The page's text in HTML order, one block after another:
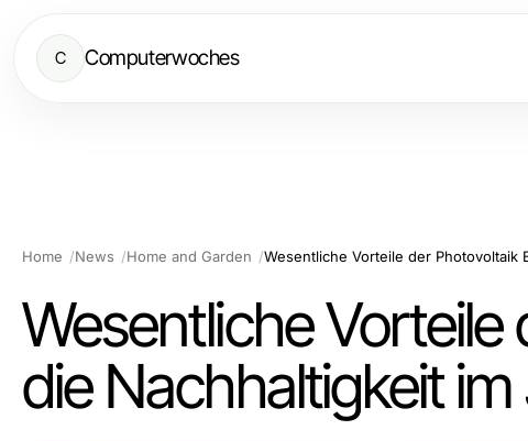
C Computerwoches
Home News Home and Garden
Wesentliche
die Nachhaltigkeit